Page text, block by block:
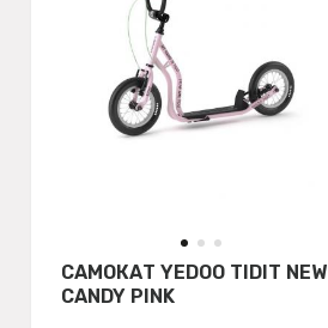
САМОКАТ YEDOO TIDIT NEW
CANDY PINK